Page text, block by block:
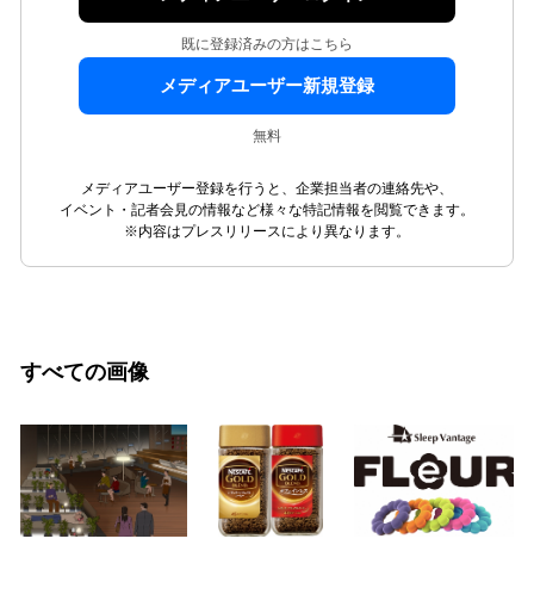
既に登録済みの方はこちら
メディアユーザー新規登録
無料
メディアユーザー登録を行うと、企業担当者の連絡先や、
イベント・記者会見の情報など様々な特記情報を閲覧できます。
※内容はプレスリリースにより異なります。
すべての画像